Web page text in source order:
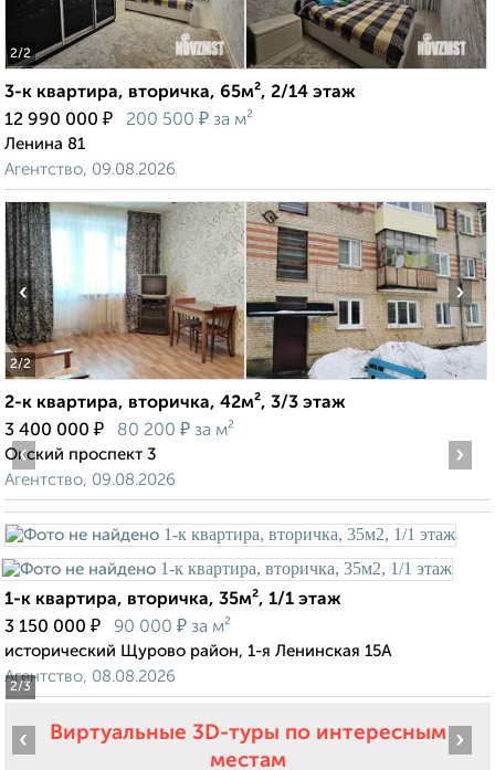
2/2
3-к квартира, вторичка, 65м², 2/14 этаж
12 990 000 ₽ 200 500 ₽ за м²
Ленина 81
Агентство, 09.08.2026
2/2
‹ ›
2-к квартира, вторичка, 42м², 3/3 этаж
3 400 000 ₽ 80 200 ₽ за м²
Окский проспект 3
Агентство, 09.08.2026
2/3
‹ ›
1-к квартира, вторичка, 35м², 1/1 этаж
3 150 000 ₽ 90 000 ₽ за м²
исторический Щурово район, 1-я Ленинская 15А
Агентство, 08.08.2026
Виртуальные 3D-туры по интересным
местам
‹ ›